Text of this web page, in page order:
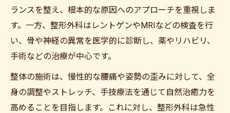
ランスを整え、根本的な原因へのアプローチを重視しま
す。一方、整形外科はレントゲンやMRIなどの検査を行
い、骨や神経の異常を医学的に診断し、薬やリハビリ、
手術などの治療が中心です。
整体の施術は、慢性的な腰痛や姿勢の歪みに対して、全
身の調整やストレッチ、手技療法を通じて自然治癒力を
高めることを目指します。これに対し、整形外科は急性
ご予約はこちら